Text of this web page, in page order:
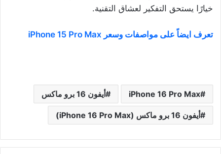
خيارًا يستحق التفكير لعشاق التقنية.
تعرف ايضاً على مواصفات وسعر iPhone 15 Pro Max
iPhone 16 Pro Max أيفون 16 برو ماكس
أيفون 16 برو ماكس (iPhone 16 Pro Max)